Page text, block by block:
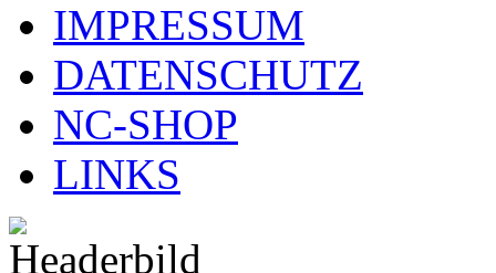
IMPRESSUM
DATENSCHUTZ
NC-SHOP
LINKS